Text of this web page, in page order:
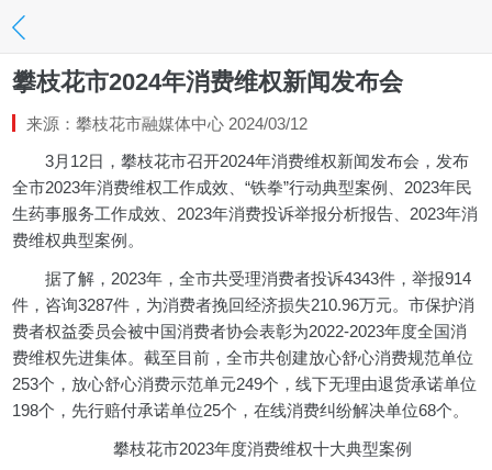
攀枝花市2024年消费维权新闻发布会
来源：攀枝花市融媒体中心 2024/03/12
3月12日，攀枝花市召开2024年消费维权新闻发布会，发布
全市2023年消费维权工作成效、“铁拳”行动典型案例、2023年民
生药事服务工作成效、2023年消费投诉举报分析报告、2023年消
费维权典型案例。
据了解，2023年，全市共受理消费者投诉4343件，举报914
件，咨询3287件，为消费者挽回经济损失210.96万元。市保护消
费者权益委员会被中国消费者协会表彰为2022-2023年度全国消
费维权先进集体。截至目前，全市共创建放心舒心消费规范单位
253个，放心舒心消费示范单元249个，线下无理由退货承诺单位
198个，先行赔付承诺单位25个，在线消费纠纷解决单位68个。
攀枝花市2023年度消费维权十大典型案例